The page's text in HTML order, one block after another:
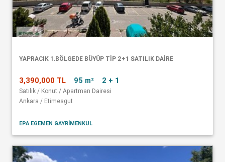
YAPRACIK 1.BÖLGEDE BÜYÜP TİP 2+1 SATILIK DAİRE
3,390,000 TL 95 m² 2 + 1
Satılık / Konut / Apartman Dairesi
Ankara / Etimesgut
EPA EGEMEN GAYRİMENKUL